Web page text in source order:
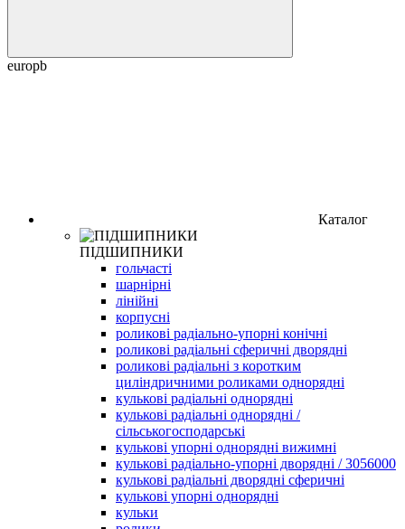
europb
Каталог
ПІДШИПНИКИ
гольчасті
шарнірні
лінійні
корпусні
роликові радіально-упорні конічні
роликові радіальні сферичні дворядні
роликові радіальні з коротким
циліндричними роликами однорядні
кулькові радіальні однорядні
кулькові радіальні однорядні /
сільськогосподарські
кулькові упорні однорядні вижимні
кулькові радіально-упорні дворядні / 3056000
кулькові радіальні дворядні сферичні
кулькові упорні однорядні
кульки